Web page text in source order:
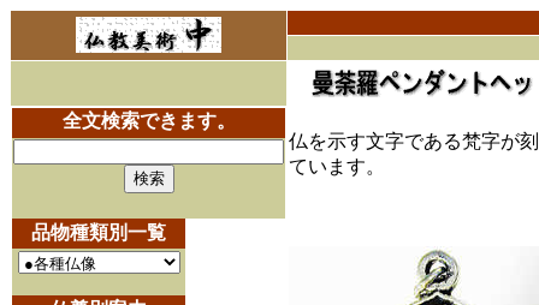
全文検索できます。
品物種類別一覧
仏を示す文字である梵字が
ています。